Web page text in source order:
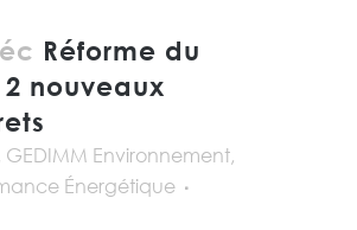
Réforme du
2 nouveaux
GEDIMM Environnement,
Énergétique